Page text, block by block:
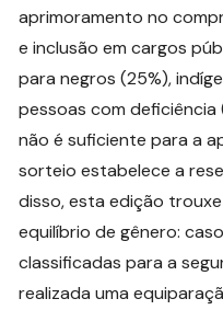
aprimoramento no
e inclusão em cargos
para negros (25%),
pessoas com deficiência
não é suficiente para a
sorteio estabelece a
disso, esta edição
equilíbrio de gênero:
classificadas para a
realizada uma